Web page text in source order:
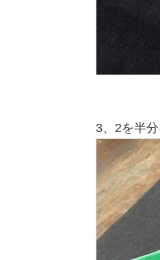
3、2を半